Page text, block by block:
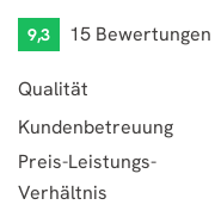
9,3 15 Bewertungen
Qualität
Kundenbetreuung
Preis-Leistungs-
Verhältnis